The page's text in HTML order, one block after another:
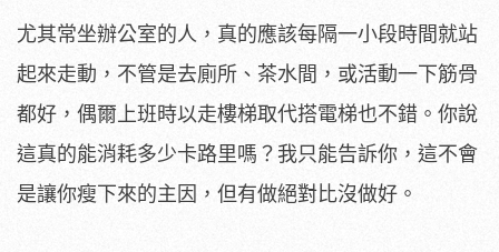
尤其常坐辦公室的人，真的應該每隔一小段時間就站
起來走動，不管是去廁所、茶水間，或活動一下筋骨
都好，偶爾上班時以走樓梯取代搭電梯也不錯。你說
這真的能消耗多少卡路里嗎？我只能告訴你，這不會
是讓你瘦下來的主因，但有做絕對比沒做好。